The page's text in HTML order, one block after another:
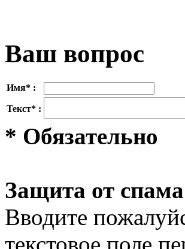
Ваш вопрос
Имя* :
Текст* :
* Обязательно
Защита от спама
Вводите
текстовое поле